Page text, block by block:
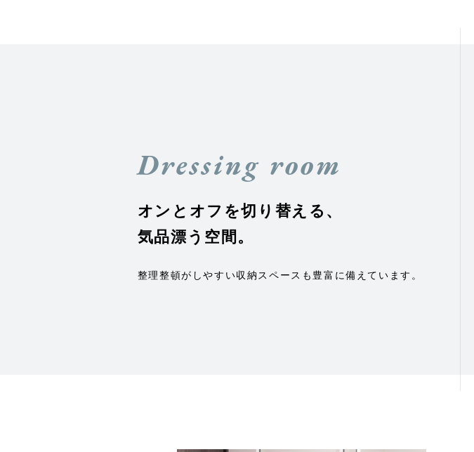
Dressing room
オンとオフを切り替える、
気品漂う空間。
整理整頓がしやすい収納スペースも豊富に備えています。